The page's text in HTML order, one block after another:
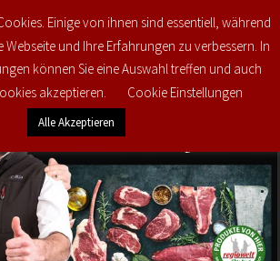
€ 0,00 0
Einige von ihnen sind essentiell, während
Webseite und Ihre Erfahrungen zu verbessern. In
können Sie eine Auswahl treffen und auch
akzeptieren.
Cookie Einstellungen
Alle Akzeptieren